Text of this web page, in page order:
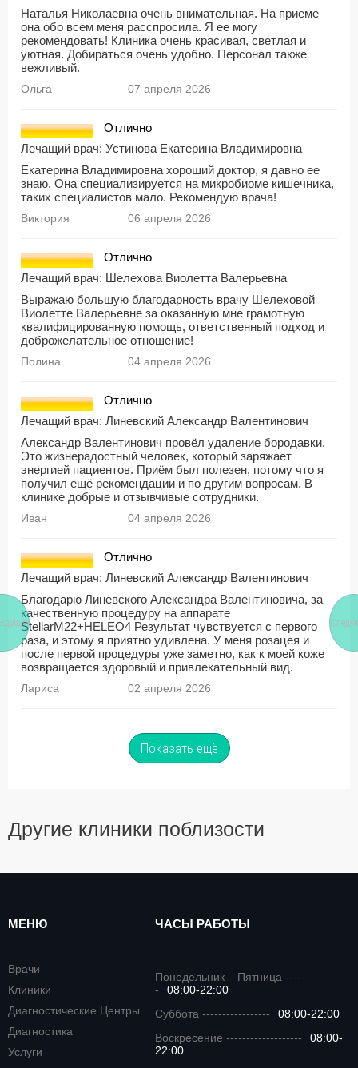
Наталья Николаевна очень внимательная. На приеме
она обо всем меня расспросила. Я ее могу
рекомендовать! Клиника очень красивая, светлая и
уютная. Добираться очень удобно. Персонал также
вежливый.
Ольга 07 апреля 2026
Отлично
Лечащий врач: Устинова Екатерина Владимировна
Екатерина Владимировна хороший доктор, я давно ее
знаю. Она специализируется на микробиоме кишечника,
таких специалистов мало. Рекомендую врача!
Виктория 06 апреля 2026
Отлично
Лечащий врач: Шелехова Виолетта Валерьевна
Выражаю большую благодарность врачу Шелеховой
Виолетте Валерьевне за оказанную мне грамотную
квалифицированную помощь, ответственный подход и
доброжелательное отношение!
Полина 04 апреля 2026
Отлично
Лечащий врач: Линевский Александр Валентинович
Александр Валентинович провёл удаление бородавки.
Это жизнерадостный человек, который заряжает
энергией пациентов. Приём был полезен, потому что я
получил ещё рекомендации и по другим вопросам. В
клинике добрые и отзывчивые сотрудники.
Иван 04 апреля 2026
Отлично
Лечащий врач: Линевский Александр Валентинович
Благодарю Линевского Александра Валентиновича, за
качественную процедуру на аппарате
StellarМ22+HELEO4 Результат чувствуется с первого
раза, и этому я приятно удивлена. У меня розацея и
после первой процедуры уже заметно, как к моей коже
возвращается здоровый и привлекательный вид.
Лариса 02 апреля 2026
Показать ещё
Другие клиники поблизости
МЕНЮ
Врачи
Клиники
Диагностические Центры
Диагностика
Услуги
ЧАСЫ РАБОТЫ
Понедельник – Пятница -----
-
08:00-22:00
Суббота -----------------
08:00-22:00
Воскресение -------------------
08:00-
22:00